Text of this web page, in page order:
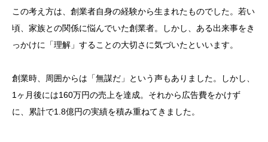
この考え方は、創業者自身の経験から生まれたものでした。若い
頃、家族との関係に悩んでいた創業者。しかし、ある出来事をき
っかけに「理解」することの大切さに気づいたといいます。
創業時、周囲からは「無謀だ」という声もありました。しかし、
1ヶ月後には160万円の売上を達成。それから広告費をかけず
に、累計で1.8億円の実績を積み重ねてきました。